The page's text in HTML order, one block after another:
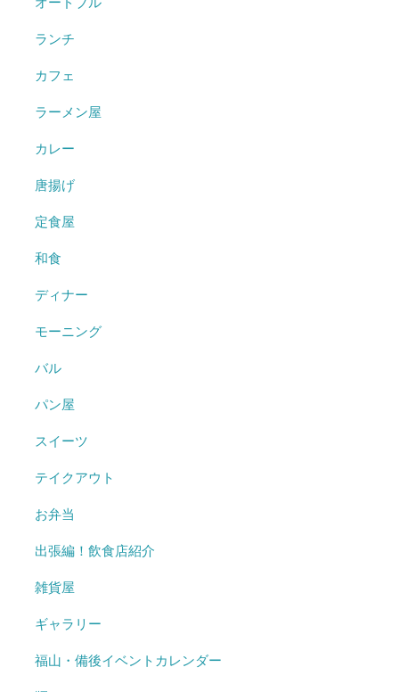
ランチ
カフェ
ラーメン屋
カレー
唐揚げ
定食屋
和食
ディナー
モーニング
バル
パン屋
スイーツ
テイクアウト
お弁当
出張編！飲食店紹介
雑貨屋
ギャラリー
福山・備後イベントカレンダー